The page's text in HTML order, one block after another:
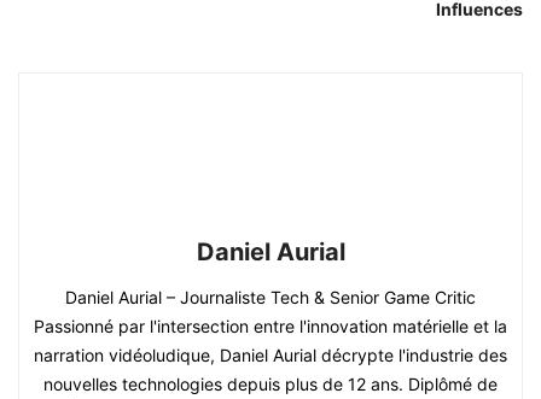
Influences
Daniel Aurial
Daniel Aurial – Journaliste Tech & Senior Game Critic
Passionné par l'intersection entre l'innovation matérielle et la
narration vidéoludique, Daniel Aurial décrypte l'industrie des
nouvelles technologies depuis plus de 12 ans. Diplômé de